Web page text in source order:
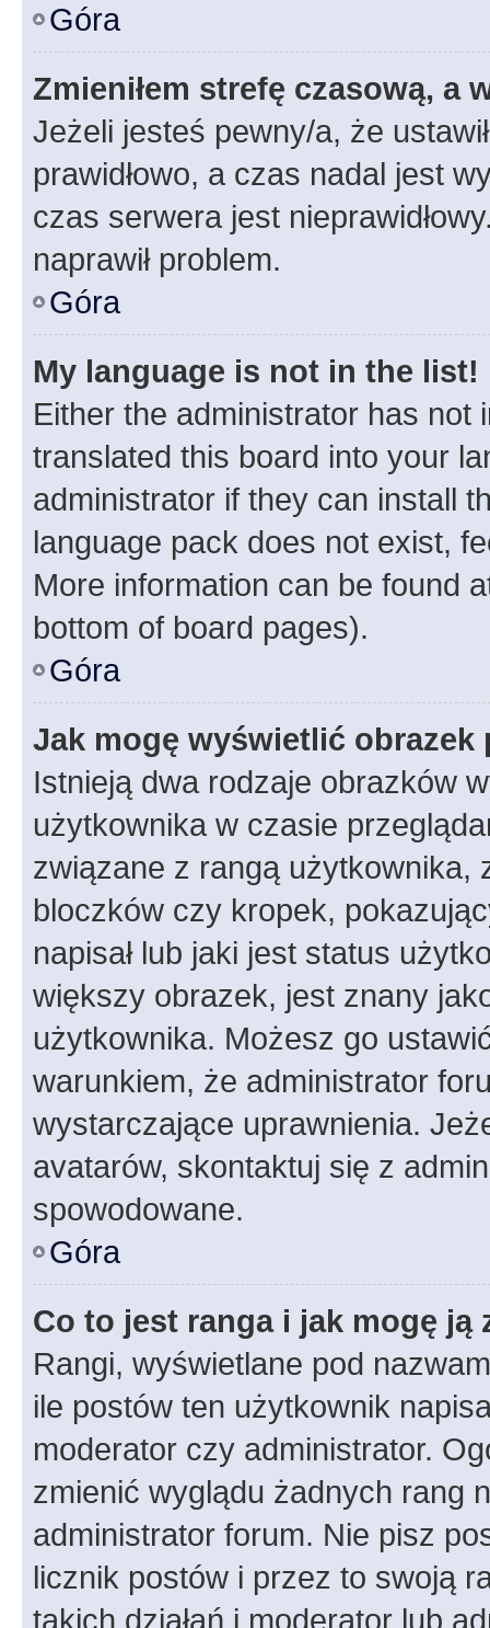
Góra
Zmieniłem strefę czasową, a
Jeżeli jesteś pewny/a, że
prawidłowo, a czas nadal jest
czas serwera jest
naprawił problem.
Góra
My language is not in the list!
Either the administrator has not
translated this board into your
administrator if they can install
language pack does not exist,
More information can be found
bottom of board pages).
Góra
Jak mogę wyświetlić
Istnieją dwa rodzaje obrazków
użytkownika w czasie
związane z rangą użytkownika,
bloczków czy kropek,
napisał lub jaki jest status
większy obrazek, jest znany
użytkownika. Możesz go
warunkiem, że administrator
wystarczające uprawnienia.
avatarów, skontaktuj się z
spowodowane.
Góra
Co to jest ranga i jak mogę ją
Rangi, wyświetlane pod
ile postów ten użytkownik
moderator czy administrator.
zmienić wyglądu żadnych rang
administrator forum. Nie pisz
licznik postów i przez to swoją
takich działań i moderator lub